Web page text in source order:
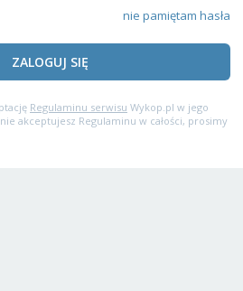
nie pamiętam hasła
ZALOGUJ SIĘ
Regulaminu serwisu Wykop.pl w jego
akceptujesz Regulaminu w całości, prosimy